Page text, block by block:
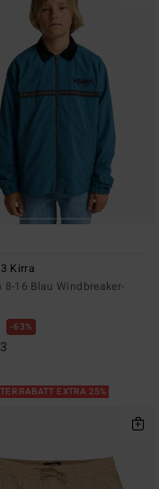
Kirra
8-16 Blau Windbreaker-
63%
RABATT EXTRA 25%